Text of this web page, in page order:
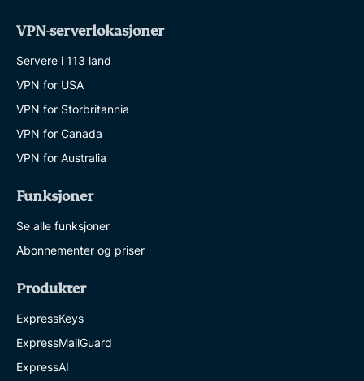
VPN-serverlokasjoner
Servere i 113 land
VPN for USA
VPN for Storbritannia
VPN for Canada
VPN for Australia
Funksjoner
Se alle funksjoner
Abonnementer og priser
Produkter
ExpressKeys
ExpressMailGuard
ExpressAI